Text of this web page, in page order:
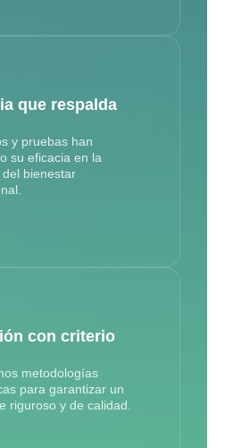
que respalda
y pruebas han
su eficacia en la
del bienestar
con criterio
metodologías
para garantizar un
riguroso y de calidad.